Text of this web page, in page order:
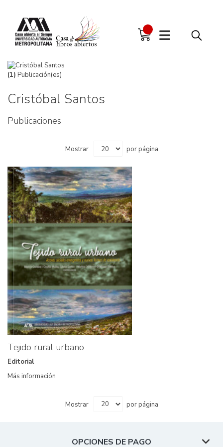
(1) Publicación(es)
Cristóbal Santos
Publicaciones
Mostrar por página
Tejido rural urbano
Editorial
Más información
Mostrar por página
OPCIONES DE PAGO